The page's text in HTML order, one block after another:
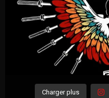
Charger plus